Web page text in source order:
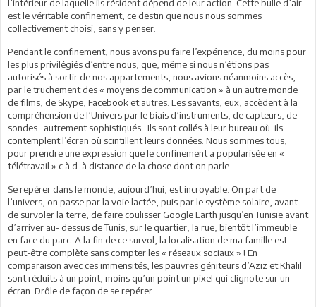
l’intérieur de laquelle ils résident dépend de leur action. Cette bulle d’air
est le véritable confinement, ce destin que nous nous sommes
collectivement choisi, sans y penser.
Pendant le confinement, nous avons pu faire l’expérience, du moins pour
les plus privilégiés d’entre nous, que, même si nous n’étions pas
autorisés à sortir de nos appartements, nous avions néanmoins accès,
par le truchement des « moyens de communication » à un autre monde
de films, de Skype, Facebook et autres. Les savants, eux, accèdent à la
compréhension de l’Univers par le biais d’instruments, de capteurs, de
sondes…autrement sophistiqués. Ils sont collés à leur bureau où ils
contemplent l’écran où scintillent leurs données. Nous sommes tous,
pour prendre une expression que le confinement a popularisée en «
télétravail » c.à.d. à distance de la chose dont on parle.
Se repérer dans le monde, aujourd’hui, est incroyable. On part de
l’univers, on passe par la voie lactée, puis par le système solaire, avant
de survoler la terre, de faire coulisser Google Earth jusqu’en Tunisie avant
d’arriver au- dessus de Tunis, sur le quartier, la rue, bientôt l’immeuble
en face du parc. A la fin de ce survol, la localisation de ma famille est
peut-être complète sans compter les « réseaux sociaux » ! En
comparaison avec ces immensités, les pauvres géniteurs d’Aziz et Khalil
sont réduits à un point, moins qu’un point un pixel qui clignote sur un
écran. Drôle de façon de se repérer.